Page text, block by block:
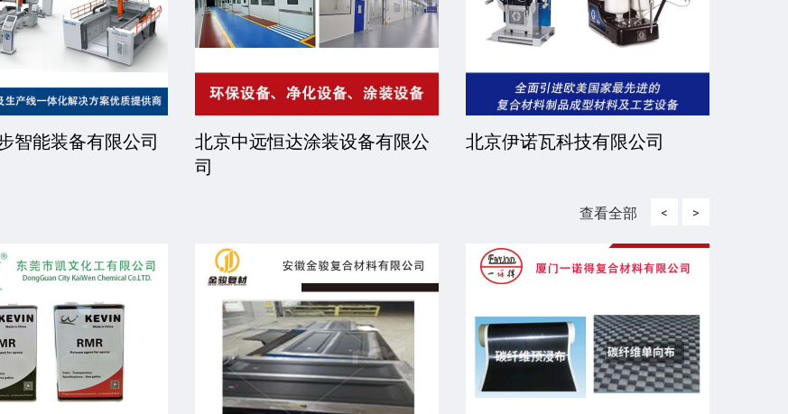
智能装备有限公司
北京中远恒达涂装设备有限公
司
北京伊诺瓦科技有限公司
查看全部 < >